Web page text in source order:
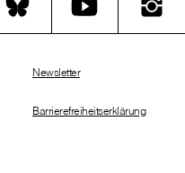
Newsletter
Barrierefreiheitserklärung